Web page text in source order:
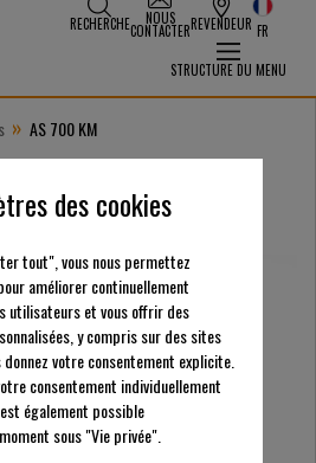
RECHERCHE NOUS
CONTACTERREVENDEUR FR
STRUCTURE DU MENU
» AS 700 KM
des cookies
tout", vous nous permettez
améliorer continuellement
utilisateurs et vous offrir des
y compris sur des sites
votre consentement explicite.
consentement individuellement
également possible
sous "Vie privée".